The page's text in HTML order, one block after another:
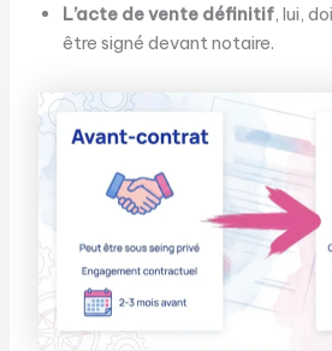
L’acte de vente définitif, lui,
être signé devant notaire.